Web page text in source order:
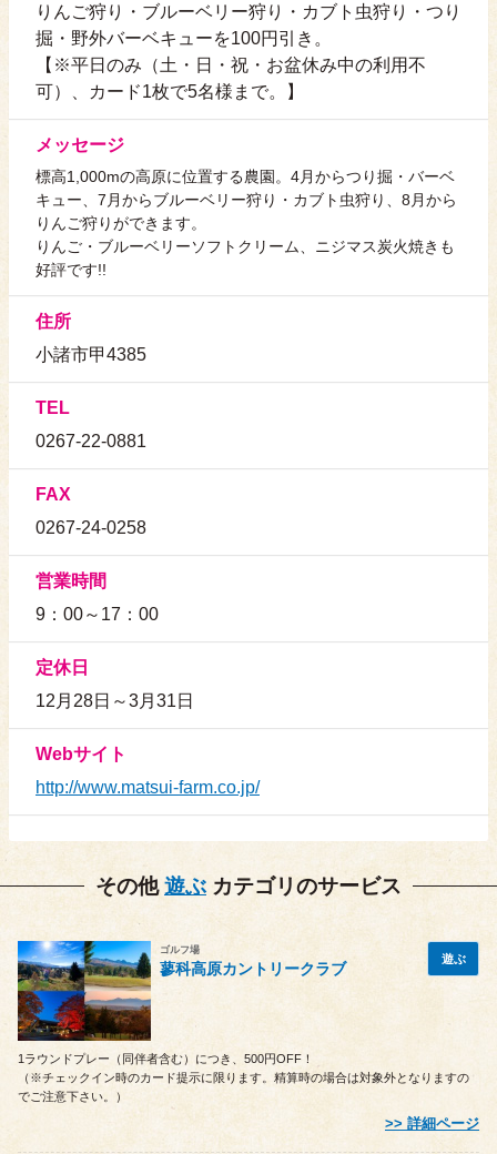
りんご狩り・ブルーベリー狩り・カブト虫狩り・つり
掘・野外バーベキューを100円引き。
【※平日のみ（土・日・祝・お盆休み中の利用不
可）、カード1枚で5名様まで。】
メッセージ
標高1,000mの高原に位置する農園。4月からつり掘・バーベ
キュー、7月からブルーベリー狩り・カブト虫狩り、8月から
りんご狩りができます。
りんご・ブルーベリーソフトクリーム、ニジマス炭火焼きも
好評です!!
住所
小諸市甲4385
TEL
0267-22-0881
FAX
0267-24-0258
営業時間
9：00～17：00
定休日
12月28日～3月31日
Webサイト
http://www.matsui-farm.co.jp/
その他遊ぶ カテゴリのサービス
ゴルフ場
蓼科高原カントリークラブ
遊ぶ
1ラウンドプレー（同伴者含む）につき、500円OFF！
（※チェックイン時のカード提示に限ります。精算時の場合は対象外となりますの
でご注意下さい。）
詳細ページ